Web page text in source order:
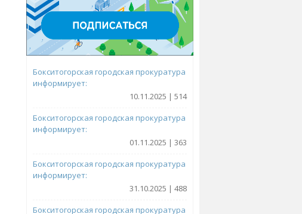
Бокситогорская городская прокуратура
информирует:
10.11.2025 | 514
Бокситогорская городская прокуратура
информирует:
01.11.2025 | 363
Бокситогорская городская прокуратура
информирует:
31.10.2025 | 488
Бокситогорская городская прокуратура